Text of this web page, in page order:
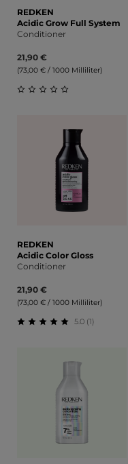
REDKEN
Acidic Grow Full System
Conditioner
21,90 €
(73,00 € / 1000 Milliliter)
REDKEN
Acidic Color Gloss
Conditioner
21,90 €
(73,00 € / 1000 Milliliter)
5.0 (1)